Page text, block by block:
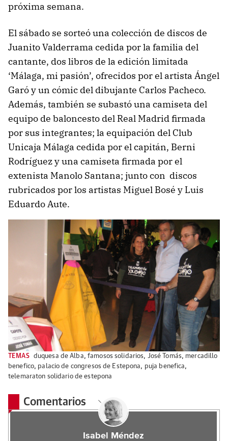
próxima semana.
El sábado se sorteó una colección de discos de
Juanito Valderrama cedida por la familia del
cantante, dos libros de la edición limitada
‘Málaga, mi pasión’, ofrecidos por el artista Ángel
Garó y un cómic del dibujante Carlos Pacheco.
Además, también se subastó una camiseta del
equipo de baloncesto del Real Madrid firmada
por sus integrantes; la equipación del Club
Unicaja Málaga cedida por el capitán, Berni
Rodríguez y una camiseta firmada por el
extenista Manolo Santana; junto con discos
rubricados por los artistas Miguel Bosé y Luis
Eduardo Aute.
TEMAS duquesa de Alba,famosos solidarios, José Tomás, mercadillo
benefico, palacio de congresos de Estepona, puja benefica,
telemaraton solidario de estepona
Comentarios
Isabel Méndez